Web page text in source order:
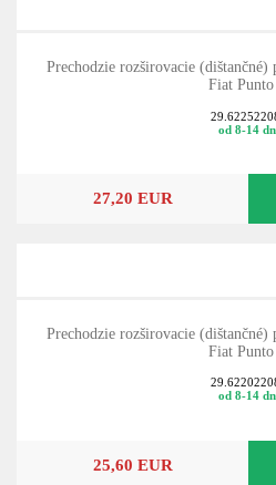
Prechodzie rozširovacie
Fiat
od 8-14
27,20 EUR
Prechodzie rozširovacie (dištančné)
Fiat
od 8-14
25,60 EUR